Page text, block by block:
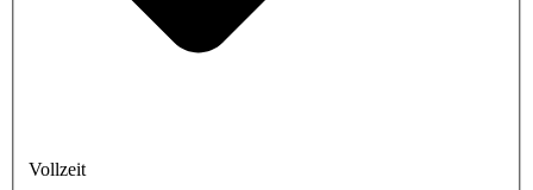
Vollzeit